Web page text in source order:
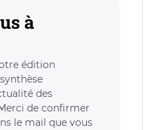
à
édition
des
de confirmer
le mail que vous